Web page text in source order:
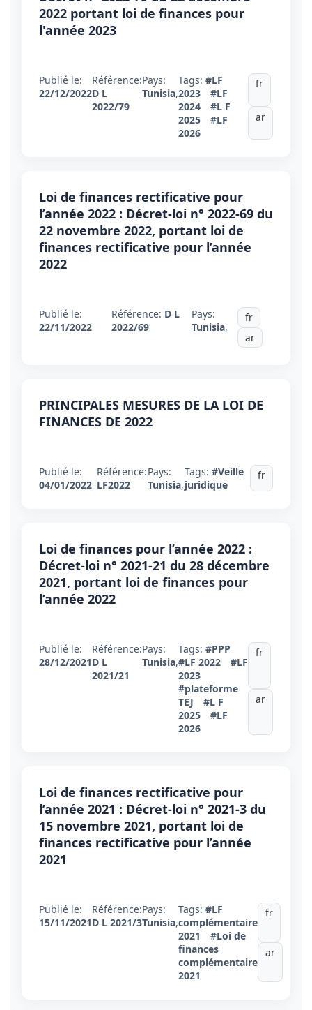
2022 portant loi de finances pour
l'année 2023
Publié le:
22/12/2022
Référence:
D L
2022/79
Pays:
Tunisia,
Tags: #LF
2023
#LF
2024
#L F
2025
#LF
2026
fr
ar
Loi de finances rectificative pour
l’année 2022 : Décret-loi n° 2022-69 du
22 novembre 2022, portant loi de
finances rectificative pour l’année
2022
Publié le:
22/11/2022
Référence: D L
2022/69
Pays:
Tunisia,
fr
ar
PRINCIPALES MESURES DE LA LOI DE
FINANCES DE 2022
Publié le:
04/01/2022
Référence:
LF2022
Pays:
Tunisia,
Tags: #Veille
juridique
fr
Loi de finances pour l’année 2022 :
Décret-loi n° 2021-21 du 28 décembre
2021, portant loi de finances pour
l’année 2022
Publié le:
28/12/2021
Référence:
D L
2021/21
Pays:
Tunisia,
Tags: #PPP
#LF 2022
#LF
2023
#plateforme
TEJ
#L F
2025
#LF
2026
fr
ar
Loi de finances rectificative pour
l’année 2021 : Décret-loi n° 2021-3 du
15 novembre 2021, portant loi de
finances rectificative pour l’année
2021
Publié le:
15/11/2021
Référence:
D L 2021/3
Pays:
Tunisia,
Tags: #LF
complémentaire
2021
#Loi de
finances
complémentaire
2021
fr
ar